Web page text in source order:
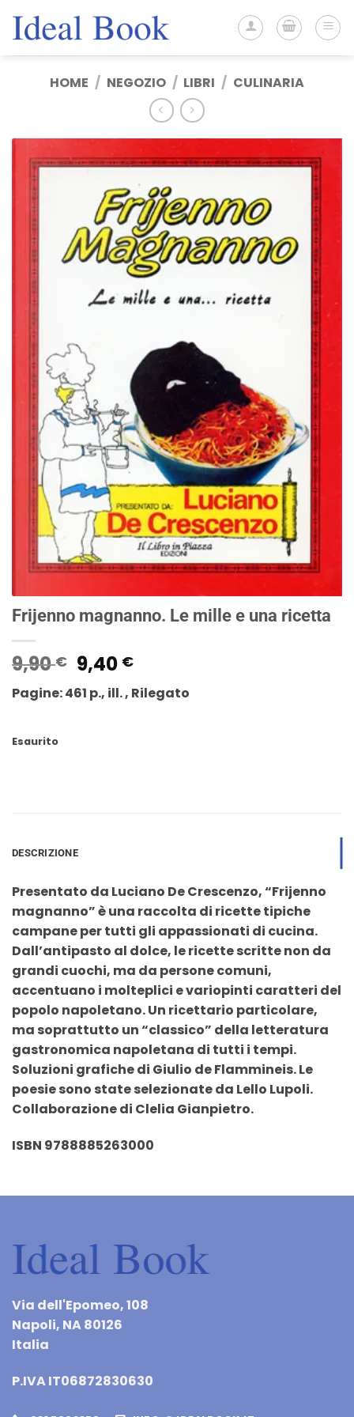
HOME / NEGOZIO / LIBRI / CULINARIA
Frijenno magnanno. Le mille e una ricetta
9,90€ Il
prezzo
originale
9,40 €Il
prezzo
attuale
Pagine: 461 p., ill. , Rilegato
Esaurito
DESCRIZIONE
Presentato da Luciano De Crescenzo, “Frijenno
magnanno” è una raccolta di ricette tipiche
campane per tutti gli appassionati di cucina.
Dall’antipasto al dolce, le ricette scritte non da
grandi cuochi, ma da persone comuni,
accentuano i molteplici e variopinti caratteri del
popolo napoletano. Un ricettario particolare,
ma soprattutto un “classico” della letteratura
gastronomica napoletana di tutti i tempi.
Soluzioni grafiche di Giulio de Flammineis. Le
poesie sono state selezionate da Lello Lupoli.
Collaborazione di Clelia Gianpietro.
ISBN 9788885263000
Via dell'Epomeo, 108
Napoli, NA 80126
Italia
P.IVA IT06872830630